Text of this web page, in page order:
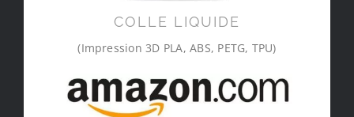
COLLE LIQUIDE
(Impression 3D PLA, ABS, PETG, TPU)